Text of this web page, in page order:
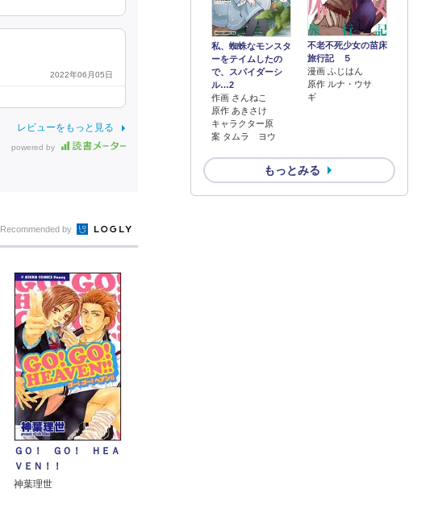
2022年06月05日
レビューをもっと見る
powered by
私、蜘蛛なモンスタ
ーをテイムしたの
で、スパイダーシ
ル…2
作画 さんねこ
原作 あきさけ
キャラクター原
案 タムラ ヨウ
不老不死少女の苗床
旅行記 ５
漫画 ふじはん
原作 ルナ・ウサ
ギ
もっとみる
Recommended by
ＧＯ！ ＧＯ！ ＨＥＡ
ＶＥＮ！！
神葉理世